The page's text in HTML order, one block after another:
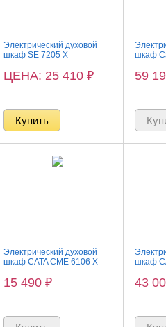
Электрический духовой
шкаф SE 7205 X
ЦЕНА: 25 410₽
шкаф
59
Электрический духовой
шкаф CATA CME 6106 X
15 490₽
шкаф
43